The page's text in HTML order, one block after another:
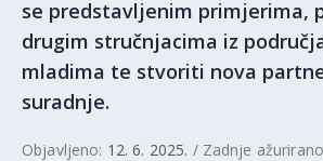
se predstavljenim primjerima,
drugim stručnjacima iz
mladima te stvoriti nova
suradnje.
Objavljeno: 12. 6. 2025. / Zadnje